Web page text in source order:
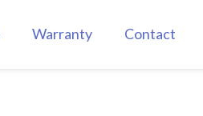
Warranty Contact